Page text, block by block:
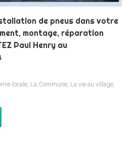
de pneus dans votre
montage, réparation
Paul Henry au
locale, La Commune, La vie au village,